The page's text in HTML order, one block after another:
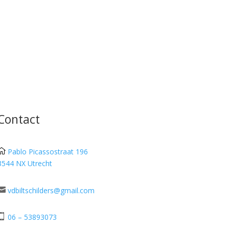
Pablo Picassostraat 196
NX Utrecht
vdbiltschilders@gmail.com
06 – 53893073